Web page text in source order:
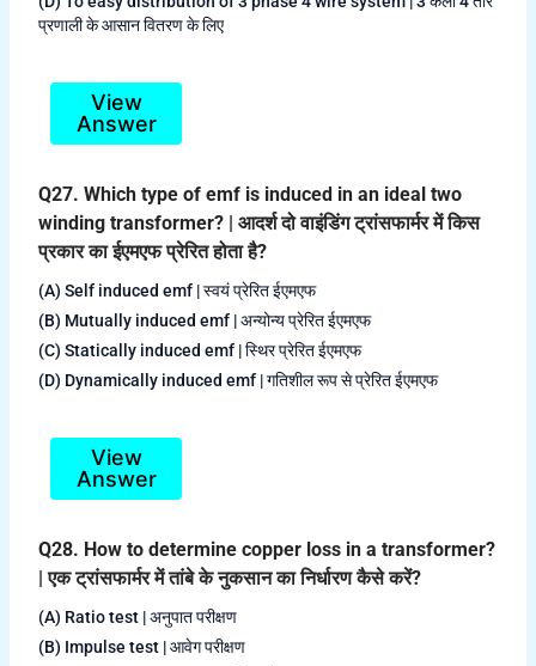
प्रणाली के आसान वितरण के लिए
View
Answer
Q27. Which type of emf is induced in an ideal two
winding transformer? | आदर्श दो वाइंडिंग ट्रांसफार्मर में किस
प्रकार का ईएमएफ प्रेरित होता है?
(A) Self induced emf | स्वयं प्रेरित ईएमएफ
(B) Mutually induced emf | अन्योन्य प्रेरित ईएमएफ
(C) Statically induced emf | स्थिर प्रेरित ईएमएफ
(D) Dynamically induced emf | गतिशील रूप से प्रेरित ईएमएफ
View
Answer
Q28. How to determine copper loss in a transformer?
| एक ट्रांसफार्मर में तांबे के नुकसान का निर्धारण कैसे करें?
(A) Ratio test | अनुपात परीक्षण
(B) Impulse test | आवेग परीक्षण